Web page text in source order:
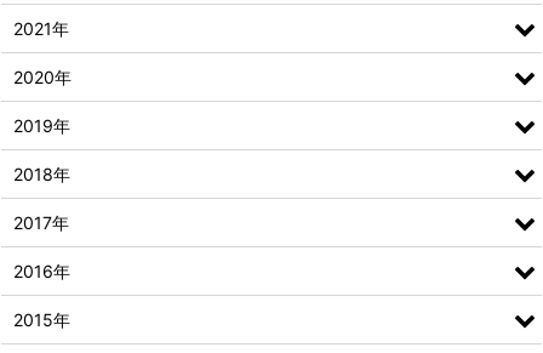
2021年
2020年
2019年
2018年
2017年
2016年
2015年